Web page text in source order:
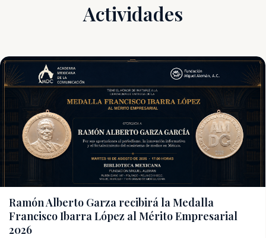
Actividades
Ramón Alberto Garza recibirá la Medalla
Francisco Ibarra López al Mérito Empresarial
2026